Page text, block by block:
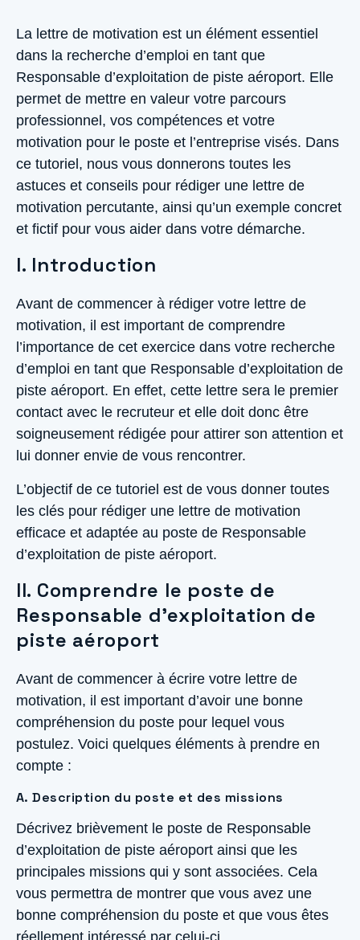
La lettre de motivation est un élément essentiel
dans la recherche d’emploi en tant que
Responsable d’exploitation de piste aéroport. Elle
permet de mettre en valeur votre parcours
professionnel, vos compétences et votre
motivation pour le poste et l’entreprise visés. Dans
ce tutoriel, nous vous donnerons toutes les
astuces et conseils pour rédiger une lettre de
motivation percutante, ainsi qu’un exemple concret
et fictif pour vous aider dans votre démarche.
I. Introduction
Avant de commencer à rédiger votre lettre de
motivation, il est important de comprendre
l’importance de cet exercice dans votre recherche
d’emploi en tant que Responsable d’exploitation de
piste aéroport. En effet, cette lettre sera le premier
contact avec le recruteur et elle doit donc être
soigneusement rédigée pour attirer son attention et
lui donner envie de vous rencontrer.
L’objectif de ce tutoriel est de vous donner toutes
les clés pour rédiger une lettre de motivation
efficace et adaptée au poste de Responsable
d’exploitation de piste aéroport.
II. Comprendre le poste de
Responsable d’exploitation de
piste aéroport
Avant de commencer à écrire votre lettre de
motivation, il est important d’avoir une bonne
compréhension du poste pour lequel vous
postulez. Voici quelques éléments à prendre en
compte :
A. Description du poste et des missions
Décrivez brièvement le poste de Responsable
d’exploitation de piste aéroport ainsi que les
principales missions qui y sont associées. Cela
vous permettra de montrer que vous avez une
bonne compréhension du poste et que vous êtes
réellement intéressé par celui-ci.